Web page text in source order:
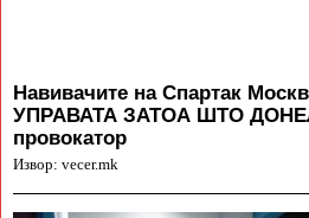
Навивачите на Спартак
УПРАВАТА ЗАТОА ШТО
провокатор
Извор: vecer.mk